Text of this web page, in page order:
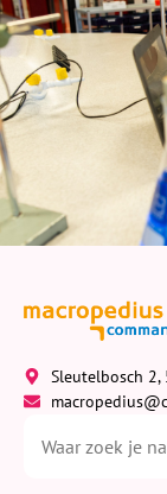
Sleutelbosch 2,